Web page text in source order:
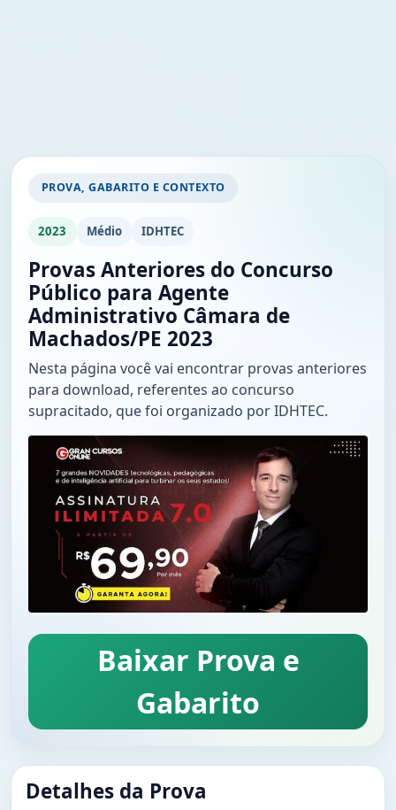
PROVA, GABARITO E CONTEXTO
2023 Médio IDHTEC
Provas Anteriores do Concurso
Público para Agente
Administrativo Câmara de
Machados/PE 2023
Nesta página você vai encontrar provas anteriores
para download, referentes ao concurso
supracitado, que foi organizado por IDHTEC.
Baixar Prova e
Gabarito
Detalhes da Prova